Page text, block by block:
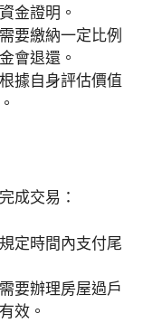
金證明。
要繳納一定比例
會退還。
據自身評估價值
成交易：
定時間內支付尾
要辦理房屋過戶
效。